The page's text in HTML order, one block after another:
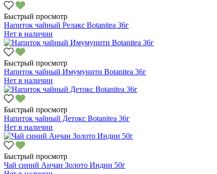
Быстрый просмотр
Напиток чайный Релакс Botanitea 36г
Нет в наличии
Быстрый просмотр
Напиток чайный Имумунити Botanitea 36г
Нет в наличии
Быстрый просмотр
Напиток чайный Детокс Botanitea 36г
Нет в наличии
Быстрый просмотр
Чай синий Анчан Золото Индии 50г